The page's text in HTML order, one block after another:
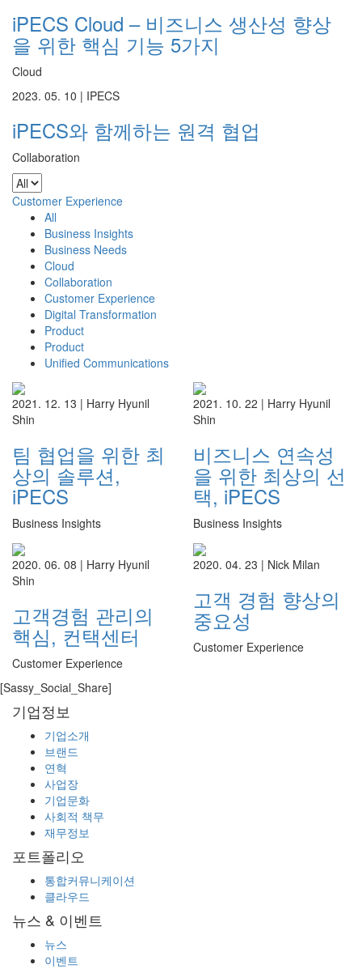
iPECS Cloud – 비즈니스 생산성 향상
을 위한 핵심 기능 5가지
Cloud
2023. 05. 10 | IPECS
iPECS와 함께하는 원격 협업
Collaboration
Customer Experience
All
Business Insights
Business Needs
Cloud
Collaboration
Customer Experience
Digital Transformation
Product
Product
Unified Communications
2021. 12. 13 | Harry Hyunil
Shin
팀 협업을 위한 최
상의 솔루션,
iPECS
Business Insights
2021. 10. 22 | Harry Hyunil
Shin
비즈니스 연속성
을 위한 최상의 선
택, iPECS
Business Insights
2020. 06. 08 | Harry Hyunil
Shin
고객경험 관리의
핵심, 컨택센터
Customer Experience
2020. 04. 23 | Nick Milan
고객 경험 향상의
중요성
Customer Experience
[Sassy_Social_Share]
기업정보
기업소개
브랜드
연혁
사업장
기업문화
사회적 책무
재무정보
포트폴리오
통합커뮤니케이션
클라우드
뉴스 & 이벤트
뉴스
이벤트